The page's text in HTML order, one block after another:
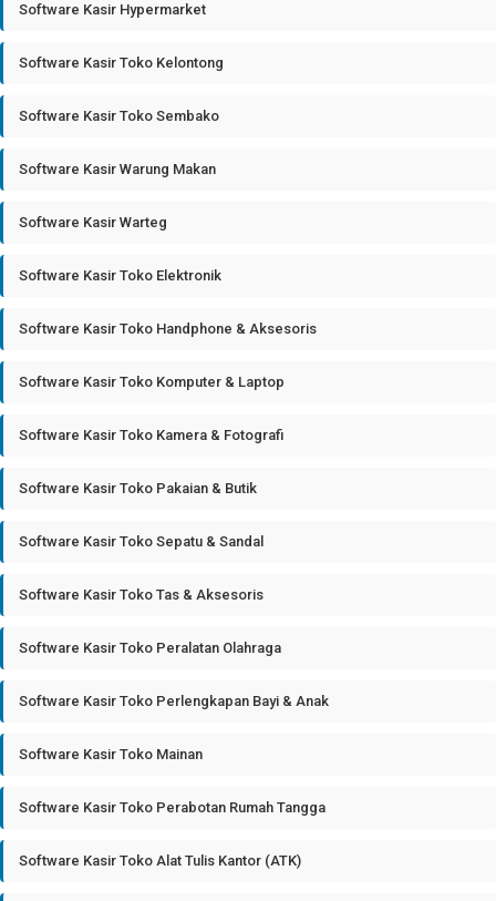
Software Kasir Hypermarket
Software Kasir Toko Kelontong
Software Kasir Toko Sembako
Software Kasir Warung Makan
Software Kasir Warteg
Software Kasir Toko Elektronik
Software Kasir Toko Handphone & Aksesoris
Software Kasir Toko Komputer & Laptop
Software Kasir Toko Kamera & Fotografi
Software Kasir Toko Pakaian & Butik
Software Kasir Toko Sepatu & Sandal
Software Kasir Toko Tas & Aksesoris
Software Kasir Toko Peralatan Olahraga
Software Kasir Toko Perlengkapan Bayi & Anak
Software Kasir Toko Mainan
Software Kasir Toko Perabotan Rumah Tangga
Software Kasir Toko Alat Tulis Kantor (ATK)